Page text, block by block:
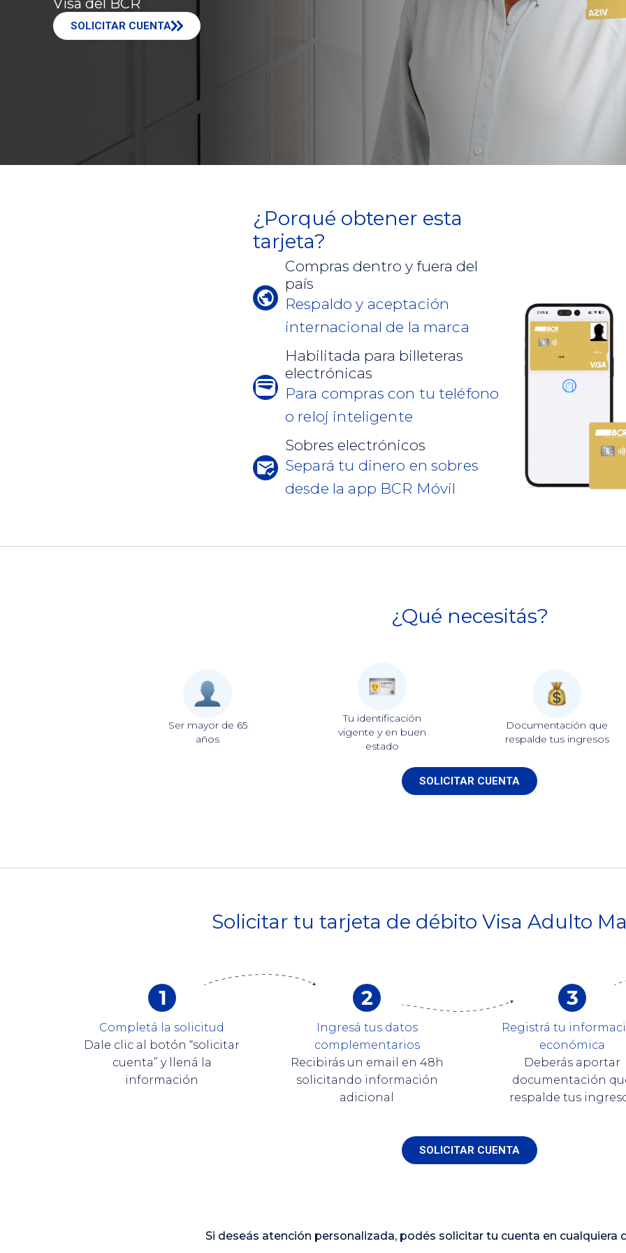
SOLICITAR CUENTA
¿Porqué obtener esta
tarjeta?
Compras dentro y fuera del
país
Respaldo y aceptación
internacional de la marca
Habilitada para billeteras
electrónicas
Para compras con tu teléfono
o reloj inteligente
Sobres electrónicos
Separá tu dinero en sobres
desde la app BCR Móvil
¿Qué necesitás?
Ser mayor de 65
años
Tu identificación
vigente y en buen
estado
Documentación que
respalde tus ingresos
SOLICITAR CUENTA
Solicitar tu tarjeta de débito Visa Adulto
Completá la solicitud
Dale clic al botón “solicitar
cuenta” y llená la
información
Ingresá tus datos
complementarios
Recibirás un email en 48h
solicitando información
adicional
Registrá tu
económica
Deberás aportar
documentación
respalde tus
SOLICITAR CUENTA
Si deseás atención personalizada, podés solicitar tu cuenta en cualquiera